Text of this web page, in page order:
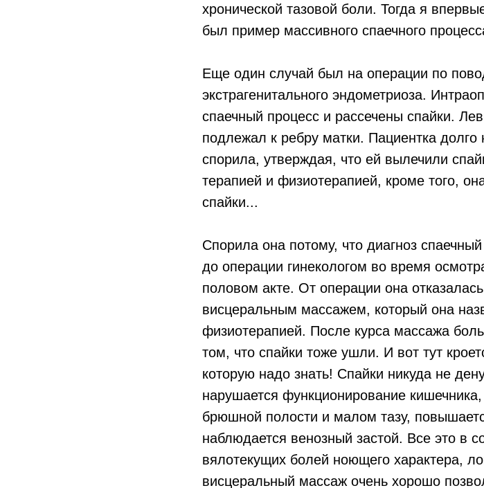
хронической тазовой боли. Тогда я
был пример массивного спаечного
Еще один случай был на операции по
экстрагенитального эндометриоза.
спаечный процесс и рассечены спайки.
подлежал к ребру матки. Пациентка долго
спорила, утверждая, что ей вылечили
терапией и физиотерапией, кроме того,
спайки...
Спорила она потому, что диагноз
до операции гинекологом во время
половом акте. От операции она
висцеральным массажем, который она
физиотерапией. После курса массажа
том, что спайки тоже ушли. И вот тут
которую надо знать! Спайки никуда не
нарушается функционирование
брюшной полости и малом тазу,
наблюдается венозный застой. Все это в
вялотекущих болей ноющего характера,
висцеральный массаж очень хорошо